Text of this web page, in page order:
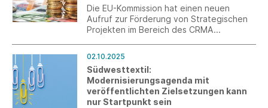
Die EU-Kommission hat einen neuen
Aufruf zur Förderung von Strategischen
Projekten im Bereich des CRMA
02.10.2025
Südwesttextil:
Modernisierungsagenda mit
veröffentlichten Zielsetzungen kann
nur Startpunkt sein